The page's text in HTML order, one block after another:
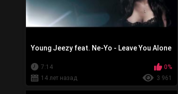
Young Jeezy feat. Ne-Yo - Leave You Alone
7:14
0%
14 лет назад
3 961